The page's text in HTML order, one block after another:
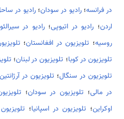
در فرانسه؛رادیو در سودان؛رادیو در
اردن؛ رادیو در اتیوپی؛رادیو در
روسیه؛ تلویزیون در افغانستان؛
تلویزیون در کوبا؛ تلویزیون در لبنان؛
تلویزیون در سنگال؛ تلویزیون در آرژانتین
در مالی؛ تلویزیون در سودان؛
اوکراین؛ تلویزیون در اسپانیا؛